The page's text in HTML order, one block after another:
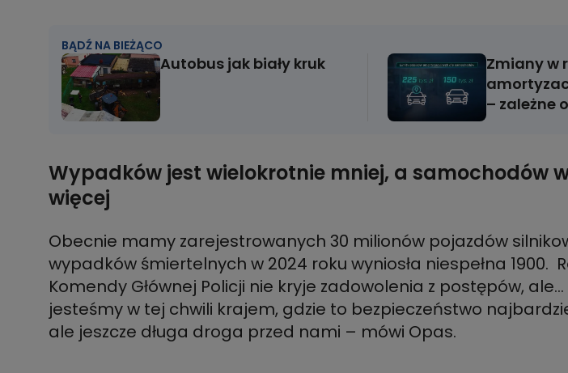
BĄDŹ NA BIEŻĄCO
Autobus jak biały kruk
Zmiany w
– zależne
Wypadków jest wielokrotnie mniej, a samochodów
więcej
Obecnie mamy zarejestrowanych 30 milionów pojazdów
wypadków śmiertelnych w 2024 roku wyniosła niespełna 1900.
Komendy Głównej Policji nie kryje zadowolenia z postępów,
jesteśmy w tej chwili krajem, gdzie to bezpieczeństwo
ale jeszcze długa droga przed nami – mówi Opas.